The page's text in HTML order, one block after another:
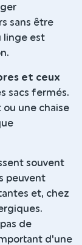
sans être
linge est
et ceux
sacs fermés.
ou une chaise
souvent
peuvent
et, chez
de
d'une